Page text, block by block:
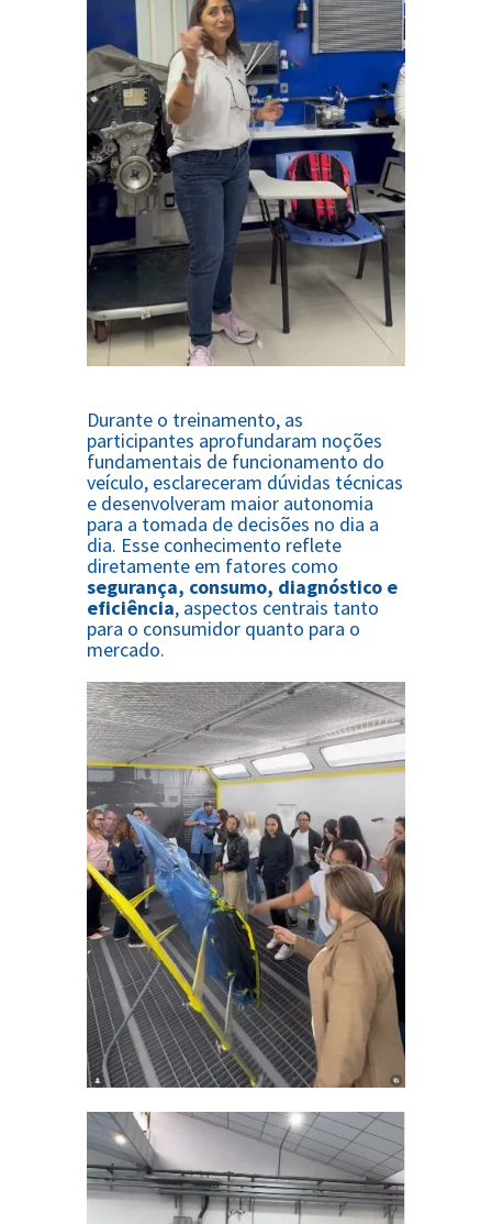
Durante o treinamento, as
participantes aprofundaram noções
fundamentais de funcionamento do
veículo, esclareceram dúvidas técnicas
e desenvolveram maior autonomia
para a tomada de decisões no dia a
dia. Esse conhecimento reflete
diretamente em fatores como
segurança, consumo, diagnóstico e
eficiência, aspectos centrais tanto
para o consumidor quanto para o
mercado.